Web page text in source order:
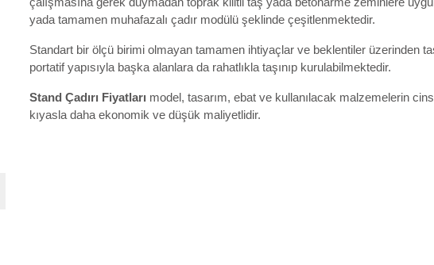
yada tamamen muhafazalı çadır modülü şeklinde çeşitlenmektedir.
Standart bir ölçü birimi olmayan tamamen ihtiyaçlar ve beklentiler üzerinden
portatif yapısıyla başka alanlara da rahatlıkla taşınıp kurulabilmektedir.
Stand Çadırı Fiyatları model, tasarım, ebat ve kullanılacak malzemelerin
kıyasla daha ekonomik ve düşük maliyetlidir.